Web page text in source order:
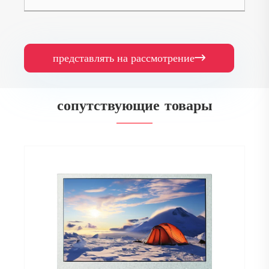
представлять на рассмотрение
сопутствующие товары